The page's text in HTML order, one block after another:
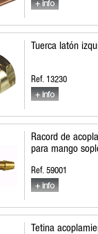
Tuerca latón
Ref. 13230
Racord de
para mango
Ref. 59001
Tetina